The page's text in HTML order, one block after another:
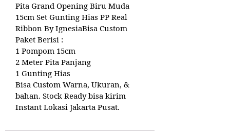
Pita Grand Opening Biru Muda
15cm Set Gunting Hias PP Real
Ribbon By IgnesiaBisa Custom
Paket Berisi :
1 Pompom 15cm
2 Meter Pita Panjang
1 Gunting Hias
Bisa Custom Warna, Ukuran, &
bahan. Stock Ready bisa kirim
Instant Lokasi Jakarta Pusat.